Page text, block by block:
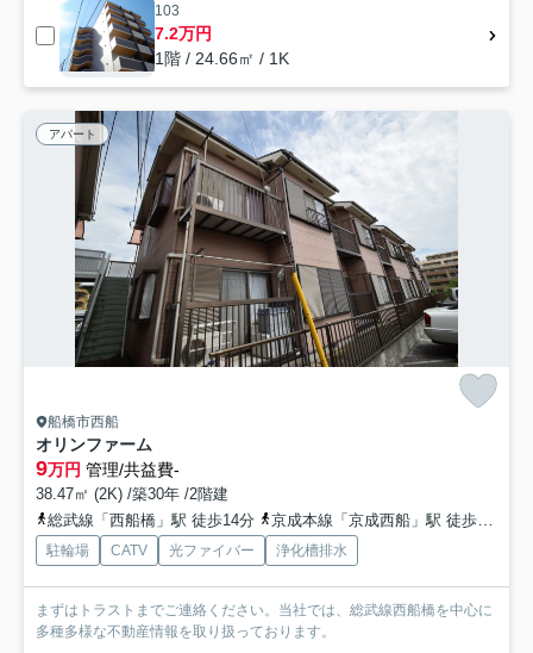
103
7.2万円
1階 / 24.66㎡ / 1K
アパート
船橋市西船
オリンファーム
9万円 管理/共益費-
38.47㎡ (2K) /築30年 /2階建
総武線「西船橋」駅 徒歩14分
京成本線「京成西船」駅 徒歩10分
駐輪場 CATV 光ファイバー 浄化槽排水
まずはトラストまでご連絡ください。当社では、総武線西船橋を中心に
多種多様な不動産情報を取り扱っております。